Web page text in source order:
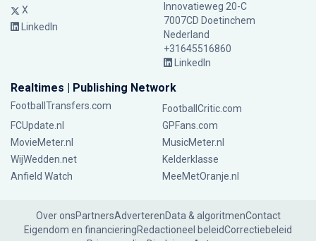
X
LinkedIn
Innovatieweg 20-C
7007CD Doetinchem
Nederland
+31645516860
LinkedIn
Realtimes | Publishing Network
FootballTransfers.com
FootballCritic.com
FCUpdate.nl
GPFans.com
MovieMeter.nl
MusicMeter.nl
WijWedden.net
Kelderklasse
Anfield Watch
MeeMetOranje.nl
Over onsPartnersAdverterenData & algoritmenContact
Eigendom en financieringRedactioneel beleidCorrectiebeleid